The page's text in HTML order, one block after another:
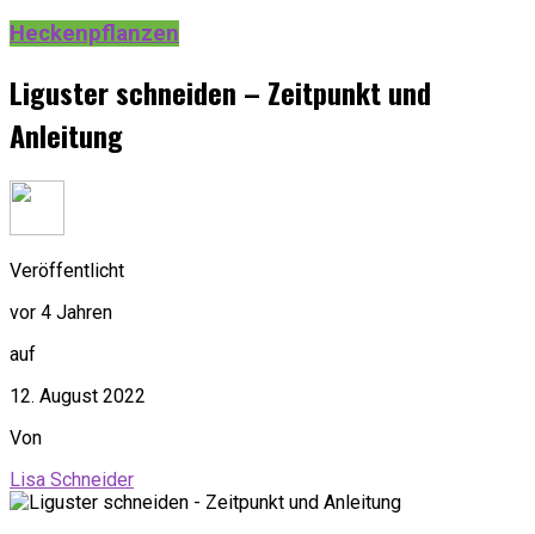
Heckenpflanzen
Liguster schneiden – Zeitpunkt und
Anleitung
Veröffentlicht
vor 4 Jahren
auf
12. August 2022
Von
Lisa Schneider